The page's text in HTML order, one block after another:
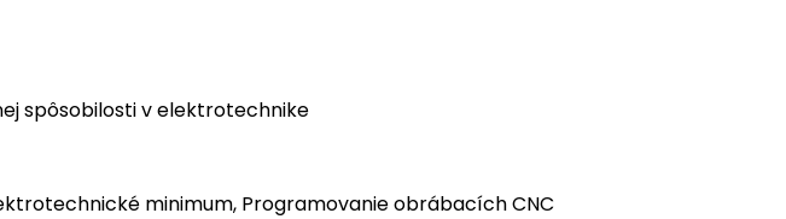
spôsobilosti v elektrotechnike
minimum, Programovanie obrábacích CNC